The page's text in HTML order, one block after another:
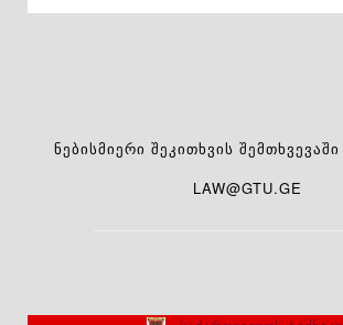
ᲜᲔᲑᲘᲡᲛᲘᲔᲠᲘ ᲨᲔᲙᲘᲗᲮᲕᲘᲡ
LAW@GTU.GE